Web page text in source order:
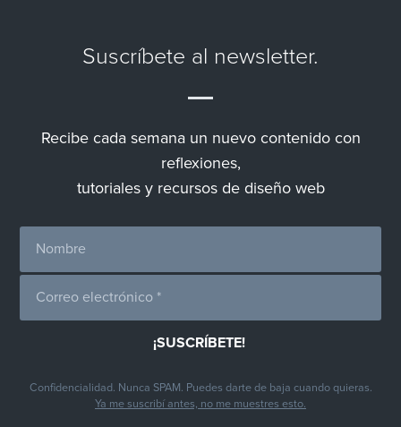
Suscríbete al newsletter.
Recibe cada semana un nuevo contenido con
reflexiones,
tutoriales y recursos de diseño web
Confidencialidad. Nunca SPAM. Puedes darte de baja cuando quieras.
Ya me suscribí antes, no me muestres esto.